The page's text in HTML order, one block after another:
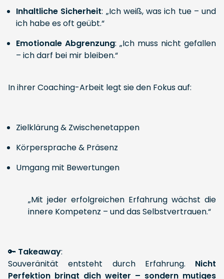
Inhaltliche Sicherheit: „Ich weiß, was ich tue – und
ich habe es oft geübt.“
Emotionale Abgrenzung: „Ich muss nicht gefallen
– ich darf bei mir bleiben.“
In ihrer Coaching-Arbeit legt sie den Fokus auf:
Zielklärung & Zwischenetappen
Körpersprache & Präsenz
Umgang mit Bewertungen
„Mit jeder erfolgreichen Erfahrung wächst die
innere Kompetenz – und das Selbstvertrauen.“
🔑 Takeaway:
Souveränität entsteht durch Erfahrung. Nicht
Perfektion bringt dich weiter – sondern mutiges